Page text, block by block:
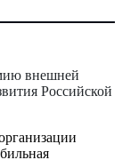
внешней
Российской